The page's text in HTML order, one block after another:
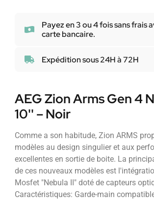
Payez en 3 ou 4 fois sans frais
carte bancaire.
Expédition sous 24H à 72H
AEG Zion Arms Gen 4
10'' – Noir
Comme a son habitude, Zion ARMS
modèles au design singulier et aux
excellentes en sortie de boite. La
de ces nouveaux modèles est
Mosfet "Nebula II" doté de capteurs
Caractéristiques: Garde-main